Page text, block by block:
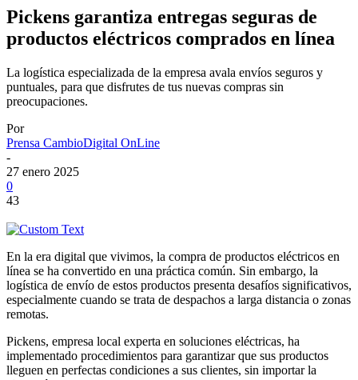
Pickens garantiza entregas seguras de
productos eléctricos comprados en línea
La logística especializada de la empresa avala envíos seguros y
puntuales, para que disfrutes de tus nuevas compras sin
preocupaciones.
Por
Prensa CambioDigital OnLine
-
27 enero 2025
0
43
En la era digital que vivimos, la compra de productos eléctricos en
línea se ha convertido en una práctica común. Sin embargo, la
logística de envío de estos productos presenta desafíos significativos,
especialmente cuando se trata de despachos a larga distancia o zonas
remotas.
Pickens, empresa local experta en soluciones eléctricas, ha
implementado procedimientos para garantizar que sus productos
lleguen en perfectas condiciones a sus clientes, sin importar la